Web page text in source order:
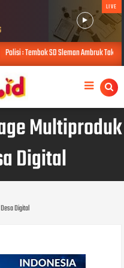
LIVE
Polisi : Tembok SD Sleman Ambruk Tak
Multiproduk
Digital
Digital